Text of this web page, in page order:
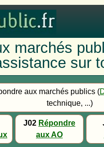
marchés
sur
aux marchés publics (
technique, ...)
J02 Répondre
aux AO